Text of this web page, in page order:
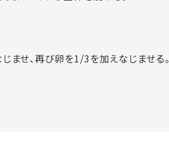
せ、再び卵を1/3を加えなじませる。